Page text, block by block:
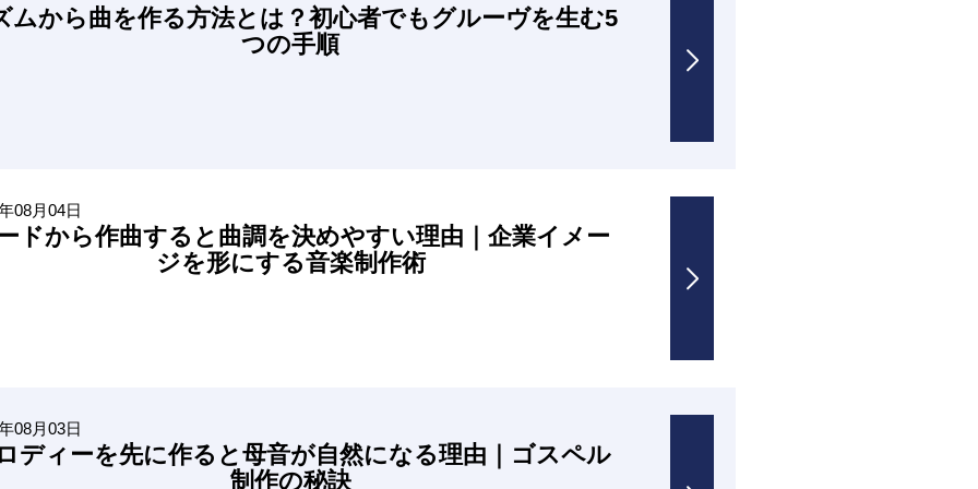
ムから曲を作る方法とは？初心者でもグルーヴを生む5
つの手順
08月04日
ドから作曲すると曲調を決めやすい理由｜企業イメー
ジを形にする音楽制作術
08月03日
ディーを先に作ると母音が自然になる理由｜ゴスペル
制作の秘訣